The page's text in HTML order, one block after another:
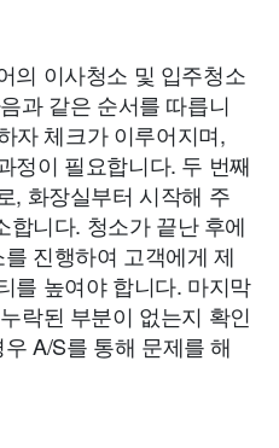
의 이사청소 및 입주청소
과 같은 순서를 따릅니
자 체크가 이루어지며,
정이 필요합니다. 두 번째
, 화장실부터 시작해 주
합니다. 청소가 끝난 후에
진행하여 고객에게 제
를 높여야 합니다. 마지막
락된 부분이 없는지 확인
A/S를 통해 문제를 해